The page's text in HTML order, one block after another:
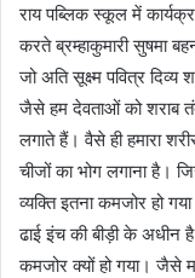
राय पब्लिक स्कूल में
करते ब्रम्हाकुमारी सुषमा
जो अति सूक्ष्म पवित्र दिव्य
जैसे हम देवताओं को शराब
लगाते हैं। वैसे ही हमारा
चीजों का भोग लगाना है।
व्यक्ति इतना कमजोर हो
ढाई इंच की बीड़ी के अधीन
कमजोर क्यों हो गया। जैसे